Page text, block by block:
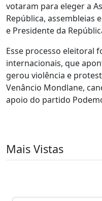
votaram para eleger a
República, assembleias
e Presidente da
Esse processo eleitoral
internacionais, que
gerou violência e
Venâncio Mondlane,
apoio do partido
Mais Vistas